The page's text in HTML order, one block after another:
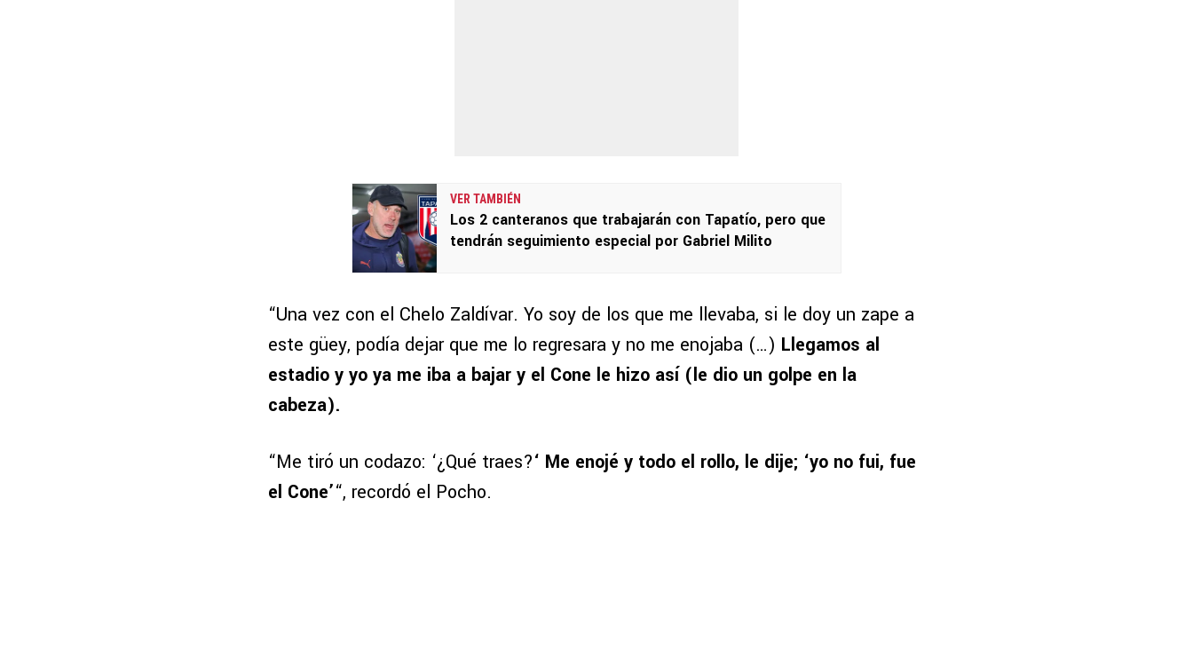
VER TAMBIÉN
Los 2 canteranos que trabajarán con Tapatío, pero que
tendrán seguimiento especial por Gabriel Milito
“Una vez con el Chelo Zaldívar. Yo soy de los que me llevaba, si le doy un zape a
este güey, podía dejar que me lo regresara y no me enojaba (…) Llegamos al
estadio y yo ya me iba a bajar y el Cone le hizo así (le dio un golpe en la
cabeza).
“Me tiró un codazo: ‘¿Qué traes?‘ Me enojé y todo el rollo, le dije; ‘yo no fui, fue
el Cone’“, recordó el Pocho.